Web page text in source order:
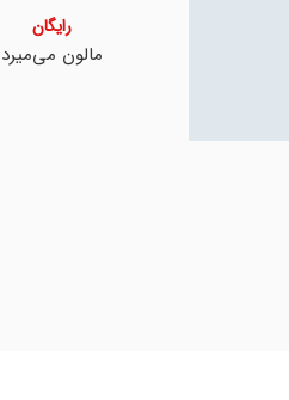
مالون می‌میرد
رایگان